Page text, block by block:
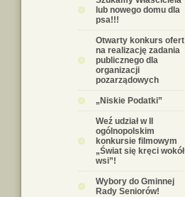
lub nowego domu dla
psa!!!
Otwarty konkurs ofert
na realizację zadania
publicznego dla
organizacji
pozarządowych
„Niskie Podatki”
Weź udział w II
ogólnopolskim
konkursie filmowym
„Świat się kręci wokół
wsi”!
Wybory do Gminnej
Rady Seniorów!